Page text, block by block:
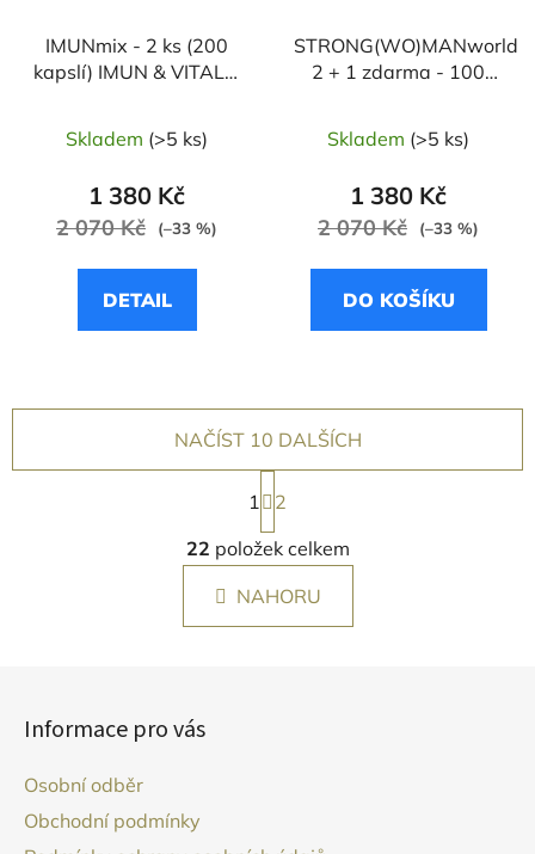
IMUNmix - 2 ks (200
kapslí) IMUN & VITAL +
Skladem (>5 ks)
1 380 Kč
2 070 Kč (–33 %)
DETAIL
STRONG(WO)MANworld
2 + 1 zdarma - 100
Ženšen pravý
Skladem (>5 ks)
1 380 Kč
2 070 Kč (–33 %)
DO KOŠÍKU
O
v
l
á
d
NAČÍST 10 DALŠÍCH
S
t
r
á
n
k
1
2
22 položek celkem
NAHORU
Informace pro vás
Osobní odběr
Obchodní podmínky